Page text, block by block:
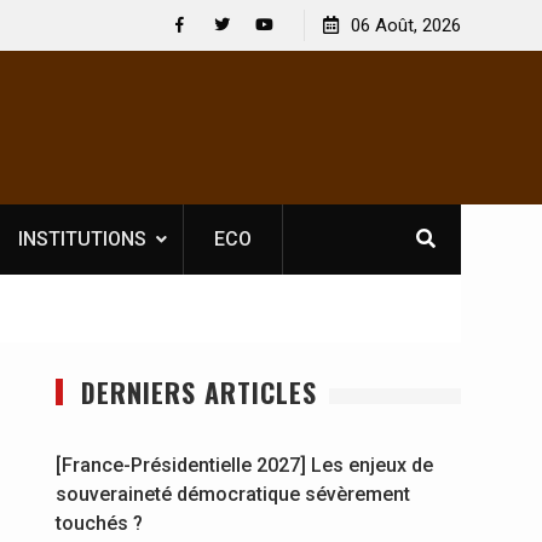
obligatoire pour les spectacles : En
culturel Soldat Jahboy se
[France-Présidentielle
souveraineté
06 Août, 2026
INSTITUTIONS ECO
DERNIERS ARTICLES
[France-Présidentielle 2027] Les enjeux de
souveraineté démocratique sévèrement
touchés ?